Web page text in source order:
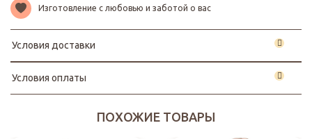
Изготовление с любовью и заботой о вас
Условия доставки
Условия оплаты
ПОХОЖИЕ ТОВАРЫ